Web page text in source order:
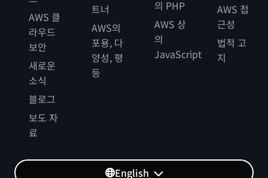
AWS 클
라우드
보안
새로운
소식
블로그
보도 자
료
트너
AWS의
포용, 다
양성, 평
등
의 PHP
AWS 상
의
JavaScript
AWS 접
근성
법적 고
지
English